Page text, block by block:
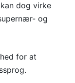
dog virke
og
for at